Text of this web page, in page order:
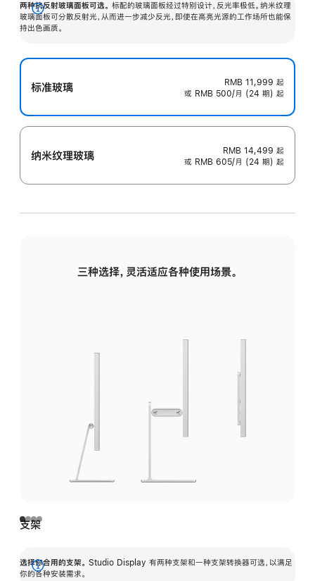
两种抗反射玻璃面板可选。 标配的玻璃面板经过特别设计，反光率极低。纳米纹理
玻璃面板可分散反射光，从而进一步减少反光，即使在高亮光源的工作场所也能保
持出色画质。
展
开
标准玻璃 RMB 11,999 起
或 RMB 500/月 (24 期) 起
纳米纹理玻璃 RMB 14,499 起
或 RMB 605/月 (24 期) 起
三种选择，灵活适应各种使用场景。
支架
选择你合用的支架。 Studio Display 有两种支架和一种支架转换器可选，以满足
你的各种安装需求。
展